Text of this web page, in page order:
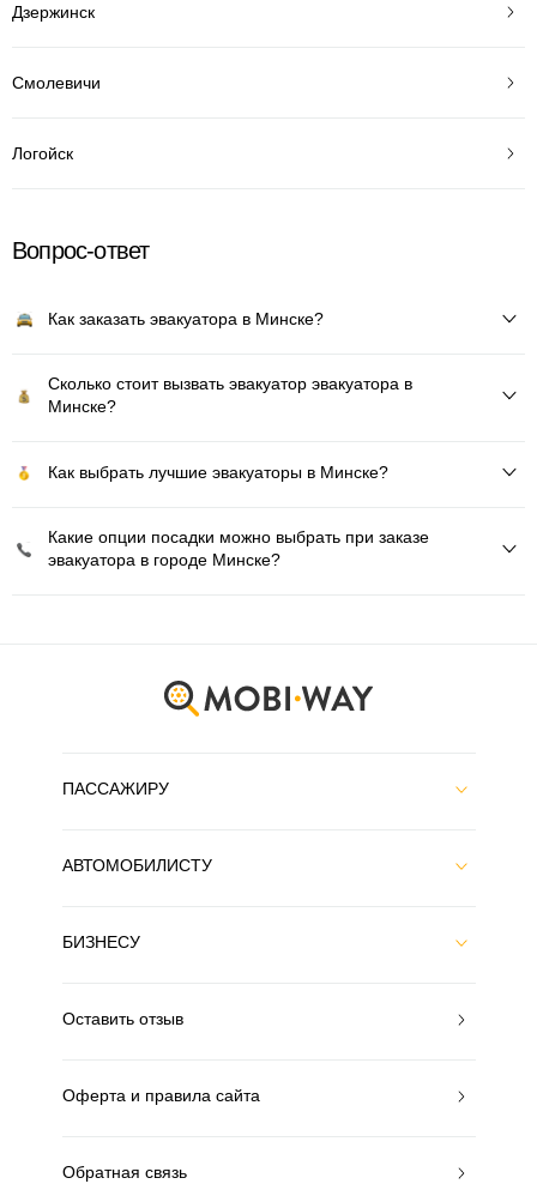
Дзержинск
Смолевичи
Логойск
Вопрос-ответ
Как заказать эвакуатора в Минске?
Сколько стоит вызвать эвакуатор эвакуатора в
Минске?
Как выбрать лучшие эвакуаторы в Минске?
Какие опции посадки можно выбрать при заказе
эвакуатора в городе Минске?
ПАССАЖИРУ
АВТОМОБИЛИСТУ
БИЗНЕСУ
Оставить отзыв
Оферта и правила сайта
Обратная связь